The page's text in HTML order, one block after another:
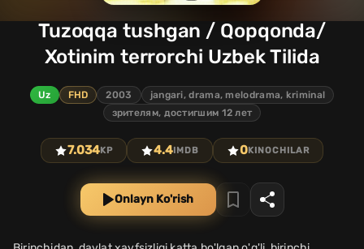
Tuzoqqa tushgan / Qopqonda/
Xotinim terrorchi Uzbek Tilida
Uz FHD 2003
jangari, drama, melodrama, kriminal
зрителям, достигшим 12 лет
7.034KP 4.4IMDB 0KINOCHILAR
Onlayn Ko'rish